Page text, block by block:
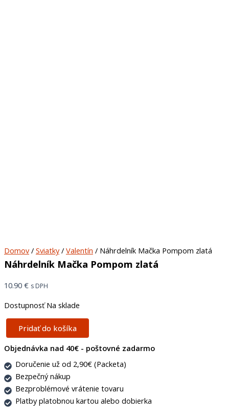
Domov/ Sviatky/ Valentín / Náhrdelník Mačka Pompom zlatá
Náhrdelník Mačka Pompom zlatá
10.90 € s DPH
Dostupnosť Na sklade
Pridať do košíka
Objednávka nad 40€ - poštovné zadarmo
Doručenie už od 2,90€ (Packeta)
Bezpečný nákup
Bezproblémové vrátenie tovaru
Platby platobnou kartou alebo dobierka